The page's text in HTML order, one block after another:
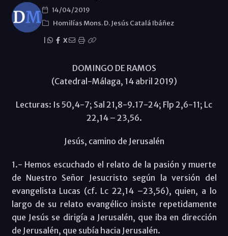
14/04/2019
Homilías Mons. D. Jesús Catalá Ibáñez
X
DOMINGO DE RAMOS
(Catedral-Málaga, 14 abril 2019)
Lecturas: Is 50,4-7; Sal 21,8-9.17-24; Flp 2,6-11; Lc
22,14 – 23,56.
Jesús, camino de Jerusalén
1.- Hemos escuchado el relato de la pasión y muerte
de Nuestro Señor Jesucristo según la versión del
evangelista Lucas (cf. Lc 22,14 –23,56), quien, a lo
largo de su relato evangélico insiste repetidamente
que Jesús se dirigía a Jerusalén, que iba en dirección
de Jerusalén, que subía hacia Jerusalén.